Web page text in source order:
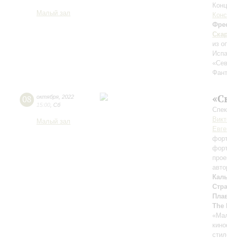
Малый зал
из
08 октября 2022
15:00 Сб
Малый зал
The